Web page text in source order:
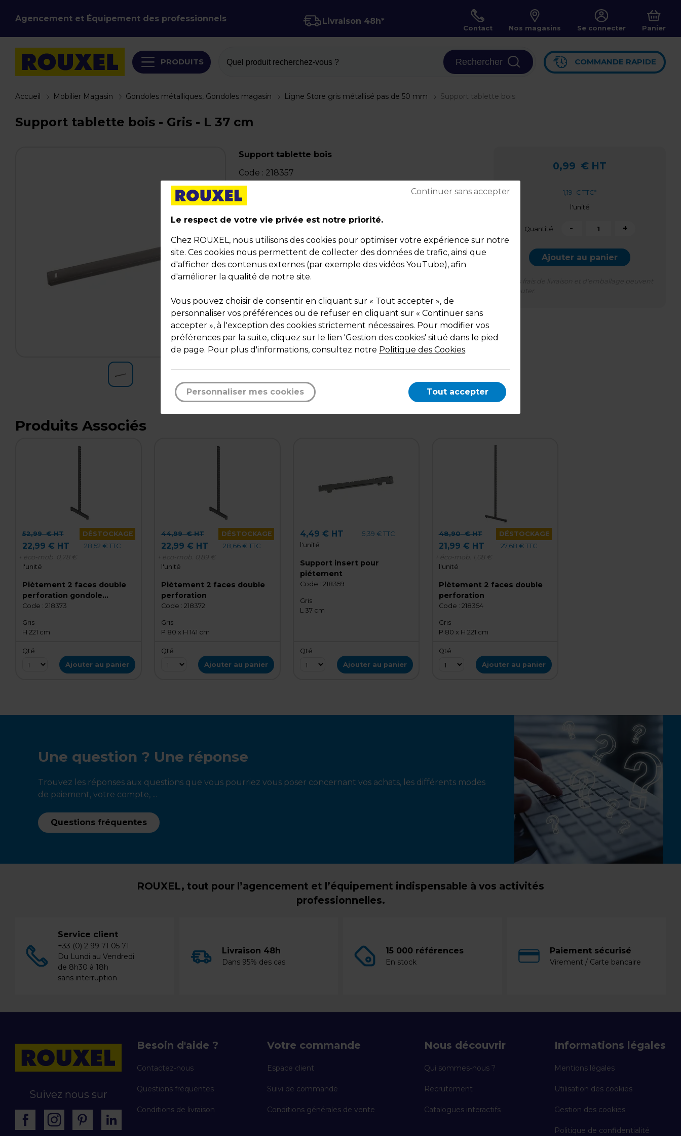
Agencement et Équipement des professionnels Livraison 48h*
Contact Nos magasins Se connecter Panier
PRODUITS Quel produit recherchez-vous ? Rechercher COMMANDE RAPIDE
Accueil Mobilier Magasin Gondoles métalliques, Gondoles magasin Ligne Store gris métallisé pas de 50 mm Support tablette bois
Support tablette bois - Gris - L 37 cm
Support tablette bois
Code : 218357
Couleur : Gris
Matière : Métal
Poids : 0,14 kg
0,99 € HT
1,19 € TTC*
l'unité
Quantité - +
Ajouter au panier
Description
Support amovible pour tablette bois.
tablette bois
sur une embase de piètement
2 faces L 35 cm, il vous faut 2 supports spécial tablette bois
+ 2 supports insert code 218359.
Coloris gris RAL 9007.
Produits Associés
52,99€ HT DÉSTOCKAGE
22,99 € HT
28,52 € TTC
+ éco-mob.
0,78 €
l'unité
Piètement 2 faces double
perforation gondole
centrale "L" Ligne Store Gris
Pas de 50mm
Code : 218373
Gris
H 221 cm
Qté
Ajouter au panier
44,99€ HT DÉSTOCKAGE
22,99 € HT
28,66 € TTC
+ éco-mob.
0,89 €
l'unité
Piètement 2 faces double
perforation
Code : 218372
Gris
P 80 x H 141 cm
Qté
Ajouter au panier
4,49 € HT
5,39 € TTC
l'unité
Support insert pour
piétement
Code : 218359
Gris
L 37 cm
Qté
Ajouter au panier
48,90€ HT DÉSTOCKAGE
21,99 € HT
27,68 € TTC
+ éco-mob.
1,08 €
l'unité
Piètement 2 faces double
perforation
Code : 218354
Gris
P 80 x H 221 cm
Qté
Ajouter au panier
Une question ? Une réponse
Trouvez les réponses aux questions que vous pourriez vous poser concernant vos achats, les différents modes
de paiement, votre compte, ...
Questions fréquentes
ROUXEL, tout pour l’agencement et l’équipement indispensable à vos activités
professionnelles.
Service client
+33 (0) 2 99 71 05 71
Du Lundi au Vendredi
de 8h30 à 18h
sans interruption
Livraison 48h
Dans 95% des cas
15 000 références
En stock
Paiement sécurisé
Virement / Carte bancaire
Suivez nous sur
Besoin d'aide ?
Contactez-nous
Questions fréquentes
Conditions de livraison
Votre commande
Espace client
Suivi de commande
Conditions générales de vente
Nous découvrir
Qui sommes-nous ?
Recrutement
Catalogues interactifs
Informations légales
Mentions légales
Utilisation des cookies
Gestion des cookies
Politique de confidentialité
Le respect de votre vie privée est notre priorité.
Chez ROUXEL, nous utilisons des cookies pour optimiser votre expérience sur notre
site. Ces cookies nous permettent de collecter des données de trafic, ainsi que
d'afficher des contenus externes (par exemple des vidéos YouTube), afin
d'améliorer la qualité de notre site.
Vous pouvez choisir de consentir en cliquant sur « Tout accepter », de
personnaliser vos préférences ou de refuser en cliquant sur « Continuer sans
accepter », à l'exception des cookies strictement nécessaires. Pour modifier vos
préférences par la suite, cliquez sur le lien 'Gestion des cookies' situé dans le pied
de page. Pour plus d'informations, consultez notre Politique des Cookies.
Continuer sans accepter
Personnaliser mes cookies Tout accepter